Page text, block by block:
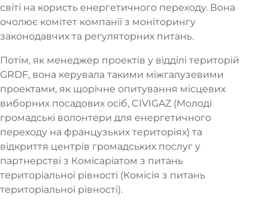
світі на користь енергетичного переходу. Вона
очолює комітет компанії з моніторингу
законодавчих та регуляторних питань.
Потім, як менеджер проектів у відділі територій
GRDF, вона керувала такими міжгалузевими
проектами, як щорічне опитування місцевих
виборних посадових осіб, CIVIGAZ (Молоді
громадські волонтери для енергетичного
переходу на французьких територіях) та
відкриття центрів громадських послуг у
партнерстві з Комісаріатом з питань
територіальної рівності (Комісія з питань
територіальної рівності).